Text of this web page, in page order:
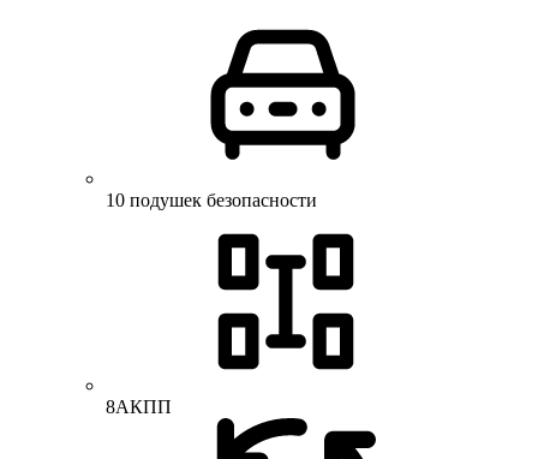
10 подушек безопасности
8АКПП